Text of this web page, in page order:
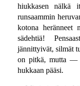
hiukkasen nälkä
runsaammin
kotona heränneet
sädehtiä!
jännittyivät, silmät
on pitkä, mutta
hukkaan pääsi.